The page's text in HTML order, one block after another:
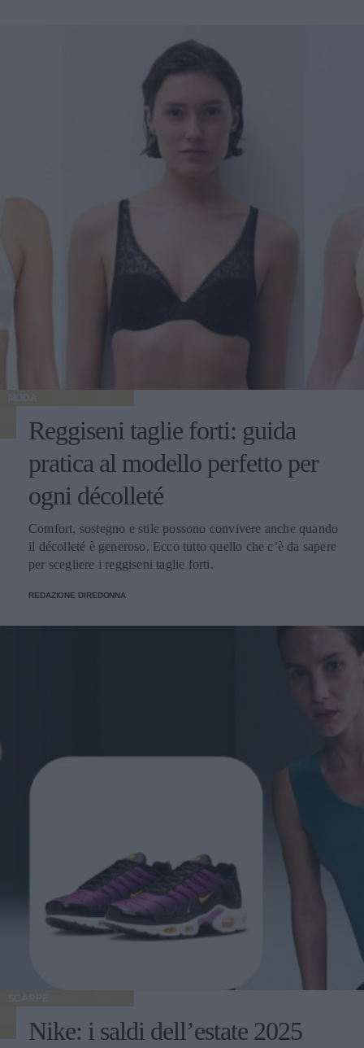
MODA
Reggiseni taglie forti: guida
pratica al modello perfetto per
ogni décolleté
Comfort, sostegno e stile possono convivere anche quando
il décolleté è generoso. Ecco tutto quello che c’è da sapere
per scegliere i reggiseni taglie forti.
REDAZIONE DIREDONNA
SCARPE
Nike: i saldi dell’estate 2025